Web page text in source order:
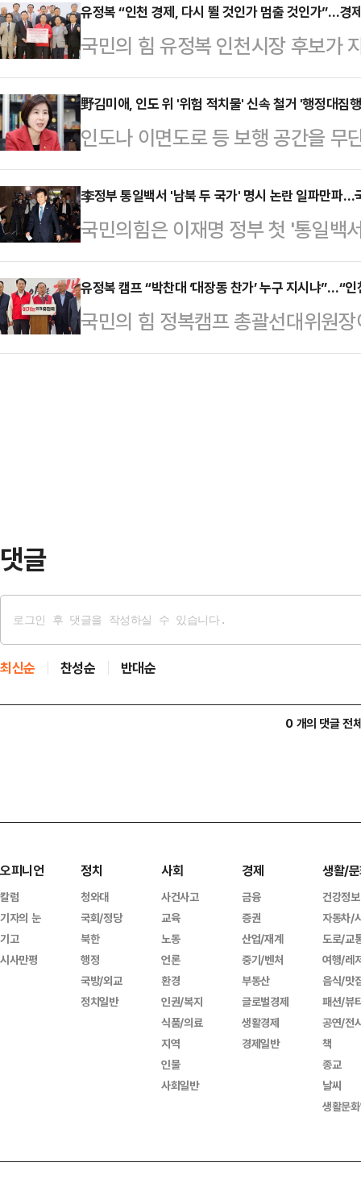
는 AI 혁명의 한복판에 서 있으나,
제가 미래 기술의 활용을 막고 있
선거일 전 90일부터 AI를 활용한 딥
또는 게시를 제한하는 내용이 담겨
협하는 허위조작 정보와 악의적 딥
지만 현행법은…
유정복 “인천 경제, 다시 뛸 것인가 멈출 것인가”…경
국민의 힘 유정복 인천시장 후보가
증된 성장 전략을 이어가느냐, 다시
있다”며 경제 리더십을 강조했다.
린 인천상공회의소 정책간담회에
받는다”며 “인천 경제를 실제로 성
밝혔다.이날 간담회에는 박주봉 회
자·소상공인 단체 관계자들이 참석
방안 등이 담긴 정책 제안서…
野김미애, 인도 위 '위험 적치물' 신속 철거 '행정대집
인도나 이면도로 등 보행 공간을 무
민의 안전이 급박하게 위협받을 경
절차를 획기적으로 단축하는 법안
미애 의원(국민의힘·부산 해운대을
물·적치물 등으로 인해 보행자의
있는 경우, 행정청이 보다 신속하게
정대집행법 일부개정법률안'을 19
정상 의무 불이행…
李정부 통일백서 '남북 두 국가' 명시 논란 일파만파…
국민의힘은 이재명 정부 첫 '통일백
'두 국가론'이 명시된 데 대해 "반헌
임선거대책위원장은 19일 페이스
한 헌법 위반"이라며 "김정은의 교
판했다.장 위원장은 "북한 인권은
유정복 캠프 “박찬대 ‘대장동 찬가’ 누구 지시냐”…“
국민의 힘 정복캠프 총괄선대위원
관련해 “배후와 책임 소재를 대통
댓글
최신순 찬성순 반대순
0 개의 댓글 전
오피니언
칼럼
기자의 눈
기고
시사만평
정치
청와대
국회/정당
북한
행정
국방/외교
정치일반
사회
사건사고
교육
노동
언론
환경
인권/복지
식품/의료
지역
인물
사회일반
경제
금융
증권
산업/재계
중기/벤처
부동산
글로벌경제
생활경제
경제일반
생활/
건강정보
자동차/
도로/교
여행/레
음식/맛
패션/뷰
공연/전
책
종교
날씨
생활문